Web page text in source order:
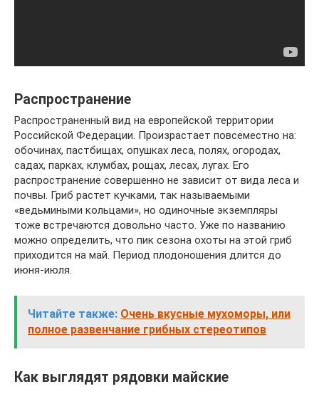
Распространение
Распространенный вид на европейской территории
Российской Федерации. Произрастает повсеместно на:
обочинах, пастбищах, опушках леса, полях, огородах,
садах, парках, клумбах, рощах, лесах, лугах. Его
распространение совершенно не зависит от вида леса и
почвы. Гриб растет кучками, так называемыми
«ведьмиными кольцами», но одиночные экземпляры
тоже встречаются довольно часто. Уже по названию
можно определить, что пик сезона охоты на этой гриб
приходится на май. Период плодоношения длится до
июня-июля.
Читайте также: Очень вкусные мухоморы, или
полное развенчание грибных стереотипов
Как выглядят рядовки майские